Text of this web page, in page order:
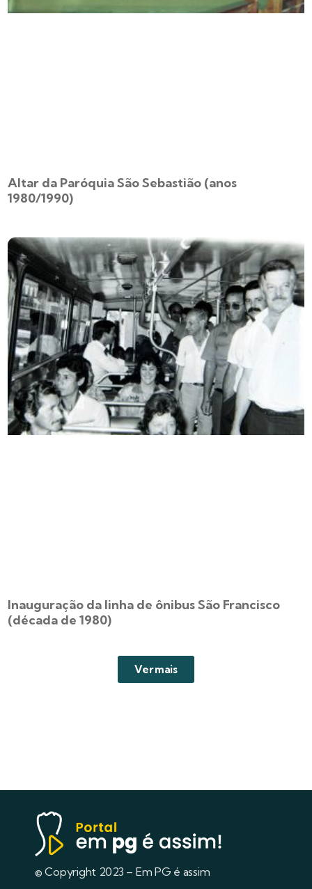
Altar da Paróquia São Sebastião (anos
1980/1990)
Inauguração da linha de ônibus São Francisco
(década de 1980)
Ver mais
© Copyright 2023 – Em PG é assim